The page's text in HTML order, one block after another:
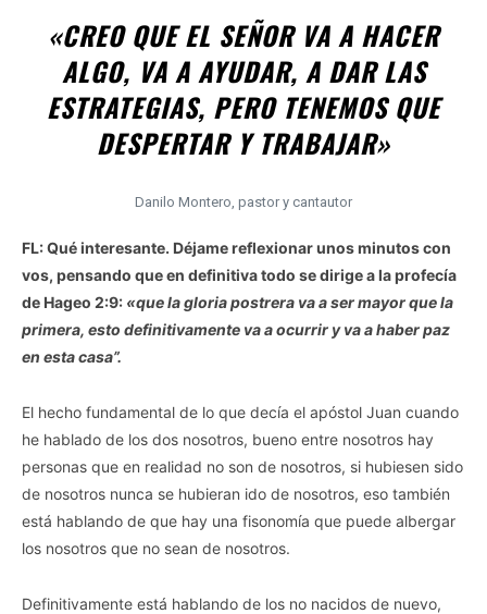
«CREO QUE EL SEÑOR VA A HACER
ALGO, VA A AYUDAR, A DAR LAS
ESTRATEGIAS, PERO TENEMOS QUE
DESPERTAR Y TRABAJAR»
Danilo Montero, pastor y cantautor
FL: Qué interesante. Déjame reflexionar unos minutos con
vos, pensando que en definitiva todo se dirige a la profecía
de Hageo 2:9: «que la gloria postrera va a ser mayor que la
primera, esto definitivamente va a ocurrir y va a haber paz
en esta casa”.
El hecho fundamental de lo que decía el apóstol Juan cuando
he hablado de los dos nosotros, bueno entre nosotros hay
personas que en realidad no son de nosotros, si hubiesen sido
de nosotros nunca se hubieran ido de nosotros, eso también
está hablando de que hay una fisonomía que puede albergar
los nosotros que no sean de nosotros.
Definitivamente está hablando de los no nacidos de nuevo,